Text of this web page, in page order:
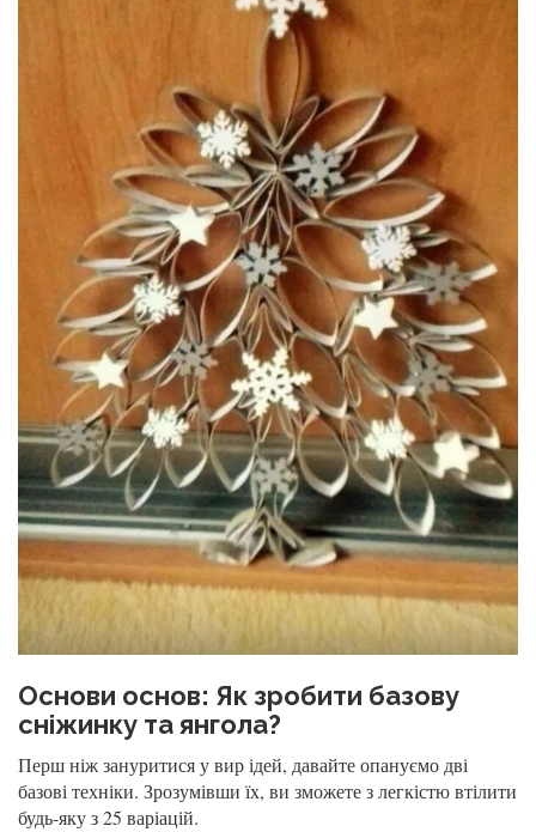
Основи основ: Як зробити базову
сніжинку та янгола?
Перш ніж зануритися у вир ідей, давайте опануємо дві
базові техніки. Зрозумівши їх, ви зможете з легкістю втілити
будь-яку з 25 варіацій.